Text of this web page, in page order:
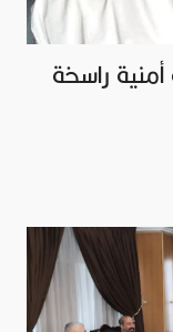
راسخة